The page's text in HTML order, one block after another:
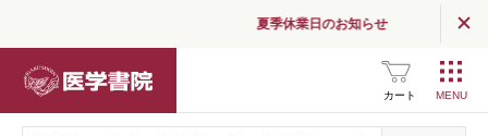
夏季休業日のお知らせ
カート